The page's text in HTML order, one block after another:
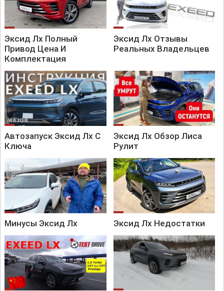
Эксид Лх Полный
Привод Цена И
Комплектация
Эксид Лх Отзывы
Реальных Владельцев
Автозапуск Эксид Лх С
Ключа
Эксид Лх Обзор Лиса
Рулит
Минусы Эксид Лх Эксид Лх Недостатки